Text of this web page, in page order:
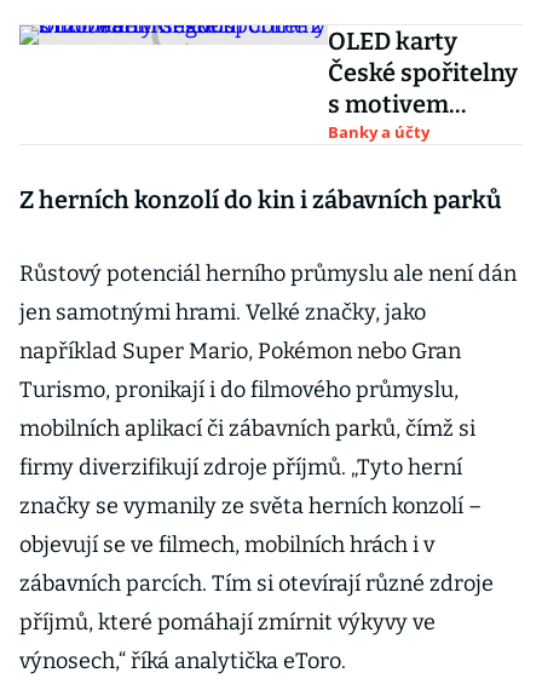
OLED karty
České spořitelny
s motivem
Kingdom Come
sekund
Banky a účty
Z herních konzolí do kin i zábavních parků
Růstový potenciál herního průmyslu ale není dán
jen samotnými hrami. Velké značky, jako
například Super Mario, Pokémon nebo Gran
Turismo, pronikají i do filmového průmyslu,
mobilních aplikací či zábavních parků, čímž si
firmy diverzifikují zdroje příjmů. „Tyto herní
značky se vymanily ze světa herních konzolí –
objevují se ve filmech, mobilních hrách i v
zábavních parcích. Tím si otevírají různé zdroje
příjmů, které pomáhají zmírnit výkyvy ve
výnosech,“ říká analytička eToro.